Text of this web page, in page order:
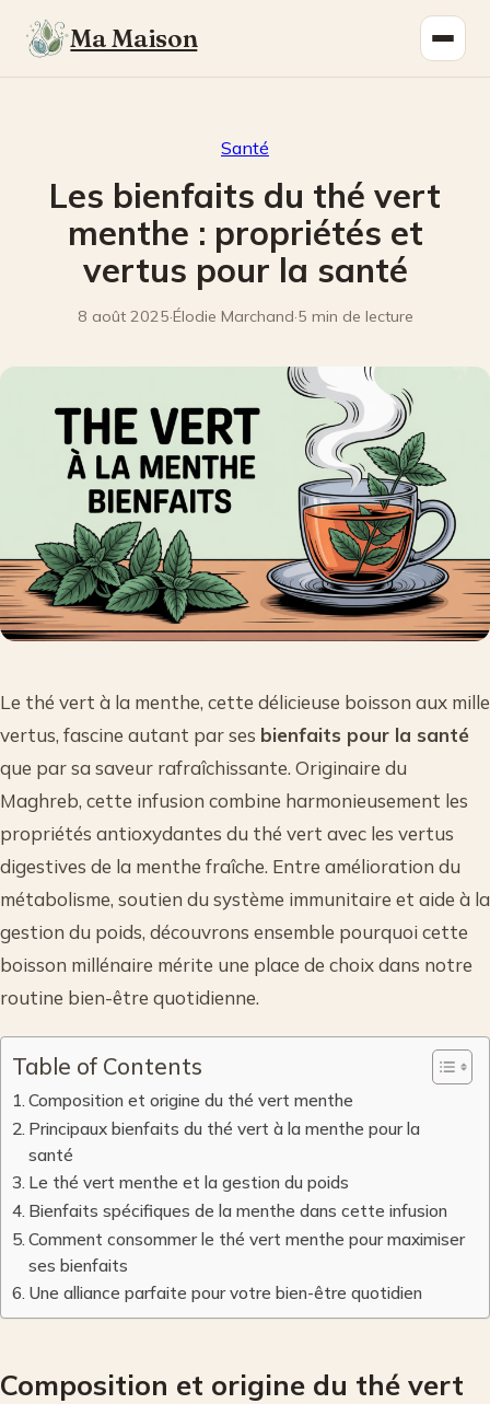
Ma Maison
Santé
Les bienfaits du thé vert
menthe : propriétés et
vertus pour la santé
8 août 2025·Élodie Marchand·5 min de lecture
Le thé vert à la menthe, cette délicieuse boisson aux mille
vertus, fascine autant par ses bienfaits pour la santé
que par sa saveur rafraîchissante. Originaire du
Maghreb, cette infusion combine harmonieusement les
propriétés antioxydantes du thé vert avec les vertus
digestives de la menthe fraîche. Entre amélioration du
métabolisme, soutien du système immunitaire et aide à la
gestion du poids, découvrons ensemble pourquoi cette
boisson millénaire mérite une place de choix dans notre
routine bien-être quotidienne.
Table of Contents
Composition et origine du thé vert menthe
Principaux bienfaits du thé vert à la menthe pour la
santé
Le thé vert menthe et la gestion du poids
Bienfaits spécifiques de la menthe dans cette infusion
Comment consommer le thé vert menthe pour maximiser
ses bienfaits
Une alliance parfaite pour votre bien-être quotidien
Composition et origine du thé vert